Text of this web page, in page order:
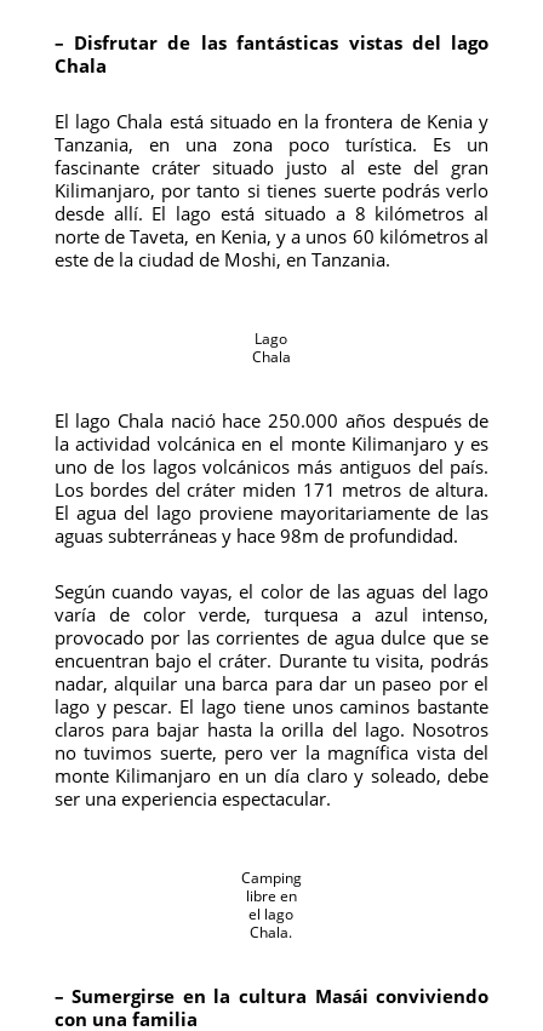
– Disfrutar de las fantásticas vistas del lago
Chala
El lago Chala está situado en la frontera de Kenia y
Tanzania, en una zona poco turística. Es un
fascinante cráter situado justo al este del gran
Kilimanjaro, por tanto si tienes suerte podrás verlo
desde allí. El lago está situado a 8 kilómetros al
norte de Taveta, en Kenia, y a unos 60 kilómetros al
este de la ciudad de Moshi, en Tanzania.
Lago
Chala
El lago Chala nació hace 250.000 años después de
la actividad volcánica en el monte Kilimanjaro y es
uno de los lagos volcánicos más antiguos del país.
Los bordes del cráter miden 171 metros de altura.
El agua del lago proviene mayoritariamente de las
aguas subterráneas y hace 98m de profundidad.
Según cuando vayas, el color de las aguas del lago
varía de color verde, turquesa a azul intenso,
provocado por las corrientes de agua dulce que se
encuentran bajo el cráter. Durante tu visita, podrás
nadar, alquilar una barca para dar un paseo por el
lago y pescar. El lago tiene unos caminos bastante
claros para bajar hasta la orilla del lago. Nosotros
no tuvimos suerte, pero ver la magnífica vista del
monte Kilimanjaro en un día claro y soleado, debe
ser una experiencia espectacular.
Camping
libre en
el lago
Chala.
– Sumergirse en la cultura Masái conviviendo
con una familia